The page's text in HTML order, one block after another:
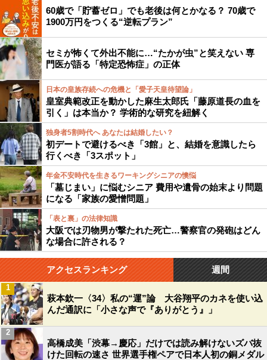
60歳で「貯蓄ゼロ」でも老後は何とかなる？ 70歳で
1900万円をつくる“逆転プラン”
セミが怖くて外出不能に…“たかが虫”と笑えない 専
門医が語る「特定恐怖症」の正体
日本の皇族存続への危機と「愛子天皇待望論」
皇室典範改正を動かした麻生太郎氏「藤原道長の血を
引く」は本当か？ 学術的な研究を紐解く
独身者5割時代へ あなたは結婚したい？
初デートで避けるべき「3館」と、結婚を意識したら
行くべき「3スポット」
年金不安時代を生きるワーキングシニアの懊悩
「墓じまい」に悩むシニア 費用や遺骨の始末より問題
になる「家族の愛憎問題」
「表と裏」の法律知識
大阪では刃物男が撃たれた死亡…警察官の発砲はどん
な場合に許される？
アクセスランキング 週間
萩本欽一〈34〉私の“運”論 大谷翔平のカネを使い込
んだ通訳に「小さな声で『ありがとう』」
1
高橋成美「渋幕→慶応」だけでは読み解けないズバ抜
けた回転の速さ 世界選手権ペアで日本人初の銅メダル
2